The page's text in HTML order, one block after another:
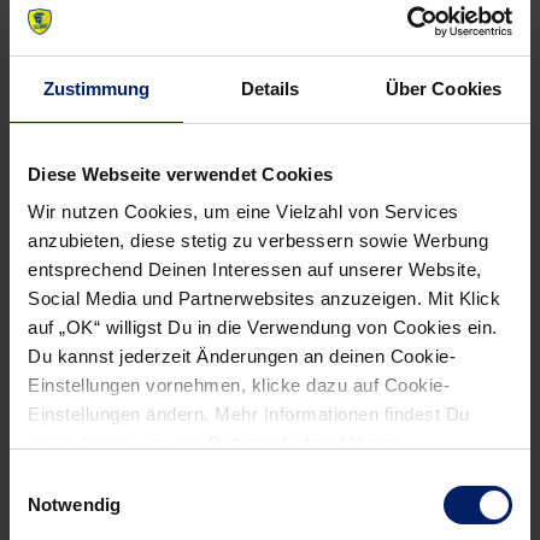
Zustimmung Details Über Cookies
Diese Webseite verwendet Cookies
Wir nutzen Cookies, um eine Vielzahl von Services
anzubieten, diese stetig zu verbessern sowie Werbung
entsprechend Deinen Interessen auf unserer Website,
Social Media und Partnerwebsites anzuzeigen. Mit Klick
auf „OK“ willigst Du in die Verwendung von Cookies ein.
Du kannst jederzeit Änderungen an deinen Cookie-
Einstellungen vornehmen, klicke dazu auf Cookie-
Einstellungen ändern. Mehr Informationen findest Du
Notwendig
Guardiola 2, Prodanovic 2, Gedeón Guardiola 2, Groetzki 1,
NEWSLETTER